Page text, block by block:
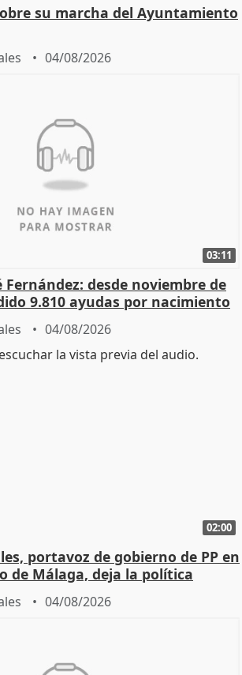
su marcha del Ayuntamiento
04/08/2026
03:11
Fernández: desde noviembre de
9.810 ayudas por nacimiento
04/08/2026
02:00
portavoz de gobierno de PP en
de Málaga, deja la política
04/08/2026